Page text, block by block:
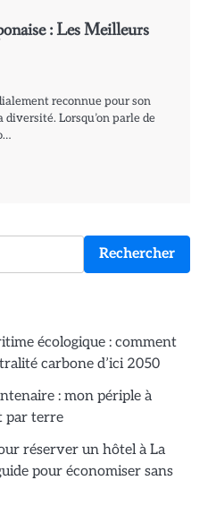
: Les Meilleurs
reconnue pour son
Lorsqu’on parle de
Rechercher
écologique : comment
carbone d’ici 2050
: mon périple à
par terre
réserver un hôtel à La
pour économiser sans